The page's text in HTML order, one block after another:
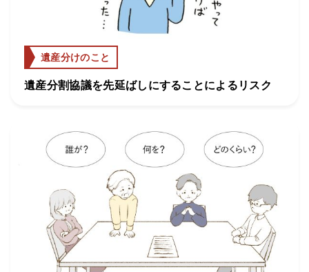
遺産分けのこと
遺産分割協議を先延ばしにすることによるリスク